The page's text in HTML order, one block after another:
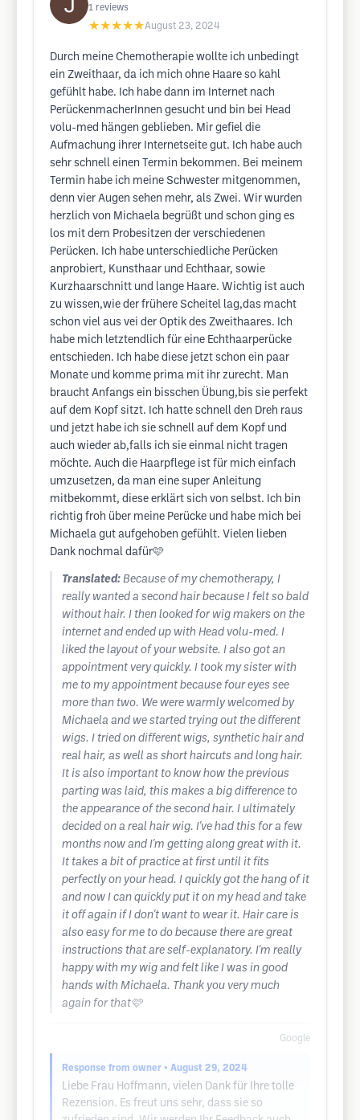
1 reviews
★★★★★August 23, 2024
Durch meine Chemotherapie wollte ich unbedingt
ein Zweithaar, da ich mich ohne Haare so kahl
gefühlt habe. Ich habe dann im Internet nach
PerückenmacherInnen gesucht und bin bei Head
volu-med hängen geblieben. Mir gefiel die
Aufmachung ihrer Internetseite gut. Ich habe auch
sehr schnell einen Termin bekommen. Bei meinem
Termin habe ich meine Schwester mitgenommen,
denn vier Augen sehen mehr, als Zwei. Wir wurden
herzlich von Michaela begrüßt und schon ging es
los mit dem Probesitzen der verschiedenen
Perücken. Ich habe unterschiedliche Perücken
anprobiert, Kunsthaar und Echthaar, sowie
Kurzhaarschnitt und lange Haare. Wichtig ist auch
zu wissen,wie der frühere Scheitel lag,das macht
schon viel aus vei der Optik des Zweithaares. Ich
habe mich letztendlich für eine Echthaarperücke
entschieden. Ich habe diese jetzt schon ein paar
Monate und komme prima mit ihr zurecht. Man
braucht Anfangs ein bisschen Übung,bis sie perfekt
auf dem Kopf sitzt. Ich hatte schnell den Dreh raus
und jetzt habe ich sie schnell auf dem Kopf und
auch wieder ab,falls ich sie einmal nicht tragen
möchte. Auch die Haarpflege ist für mich einfach
umzusetzen, da man eine super Anleitung
mitbekommt, diese erklärt sich von selbst. Ich bin
richtig froh über meine Perücke und habe mich bei
Michaela gut aufgehoben gefühlt. Vielen lieben
Dank nochmal dafür🩷
Translated: Because of my chemotherapy, I
really wanted a second hair because I felt so bald
without hair. I then looked for wig makers on the
internet and ended up with Head volu-med. I
liked the layout of your website. I also got an
appointment very quickly. I took my sister with
me to my appointment because four eyes see
more than two. We were warmly welcomed by
Michaela and we started trying out the different
wigs. I tried on different wigs, synthetic hair and
real hair, as well as short haircuts and long hair.
It is also important to know how the previous
parting was laid, this makes a big difference to
the appearance of the second hair. I ultimately
decided on a real hair wig. I've had this for a few
months now and I'm getting along great with it.
It takes a bit of practice at first until it fits
perfectly on your head. I quickly got the hang of it
and now I can quickly put it on my head and take
it off again if I don't want to wear it. Hair care is
also easy for me to do because there are great
instructions that are self-explanatory. I'm really
happy with my wig and felt like I was in good
hands with Michaela. Thank you very much
again for that🩷
Google
Response from owner • August 29, 2024
Liebe Frau Hoffmann, vielen Dank für Ihre tolle
Rezension. Es freut uns sehr, dass sie so